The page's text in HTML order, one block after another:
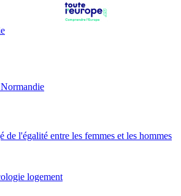
de l'égalité entre les femmes et les hommes
logement